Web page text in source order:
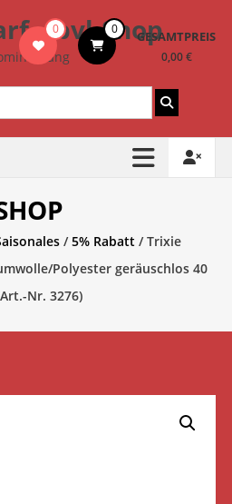
– bvl-Shop
Lang
0 0 GESAMTPREIS
0,00 €
/5% Rabatt / Trixie
Polyester geräuschlos 40
Nr. 3276)